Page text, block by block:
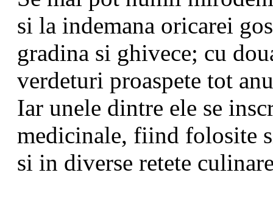
si la indemana oricarei
gradina si ghivece; cu
verdeturi proaspete tot
Iar unele dintre ele se
medicinale, fiind folosite
si in diverse retete